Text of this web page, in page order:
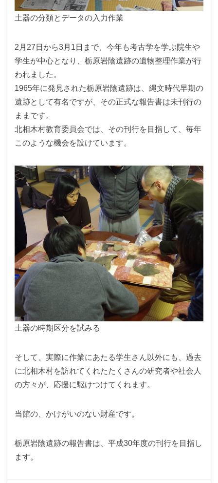
土器の分類とデータの入力作業
2月27日から3月1日まで、今年も考古学を学ぶ院生や
学生が中心となり、栃原岩陰遺跡の遺物整理作業が行
われました。
1965年に発見された栃原岩陰遺跡は、縄文時代早期の
遺跡として有名ですが、その正式な報告書は未刊行の
ままです。
北相木村教育委員会では、その刊行を目指して、毎年
このような機会を設けています。
土器の時期区分を試みる
そして、実際に作業にあたる学生さん以外にも、過去
に北相木村を訪れてくれたたくさんの研究者や社会人
の方々が、応援に駆けつけてくれます。
当館の、かけがいのない財産です。
栃原岩陰遺跡の報告書は、平成30年度の刊行を目指し
ます。